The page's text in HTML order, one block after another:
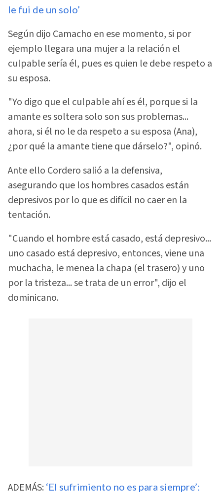
le fui de un solo’
Según dijo Camacho en ese momento, si por
ejemplo llegara una mujer a la relación el
culpable sería él, pues es quien le debe respeto a
su esposa.
"Yo digo que el culpable ahí es él, porque si la
amante es soltera solo son sus problemas...
ahora, si él no le da respeto a su esposa (Ana),
¿por qué la amante tiene que dárselo?", opinó.
Ante ello Cordero salió a la defensiva,
asegurando que los hombres casados están
depresivos por lo que es difícil no caer en la
tentación.
"Cuando el hombre está casado, está depresivo...
uno casado está depresivo, entonces, viene una
muchacha, le menea la chapa (el trasero) y uno
por la tristeza... se trata de un error", dijo el
dominicano.
ADEMÁS: ‘El sufrimiento no es para siempre’: